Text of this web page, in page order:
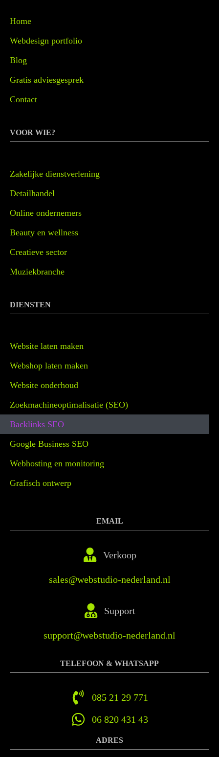
Home
Webdesign portfolio
Blog
Gratis adviesgesprek
Contact
VOOR WIE?
Zakelijke dienstverlening
Detailhandel
Online ondernemers
Beauty en wellness
Creatieve sector
Muziekbranche
DIENSTEN
Website laten maken
Webshop laten maken
Website onderhoud
Zoekmachineoptimalisatie (SEO)
Backlinks SEO
Google Business SEO
Webhosting en monitoring
Grafisch ontwerp
EMAIL
Verkoop
sales@webstudio-nederland.nl
Support
support@webstudio-nederland.nl
TELEFOON & WHATSAPP
085 21 29 771
06 820 431 43
ADRES